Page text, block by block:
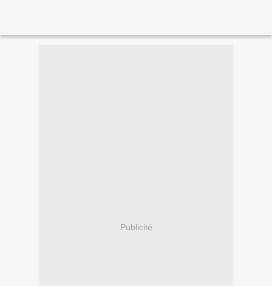
Publicité